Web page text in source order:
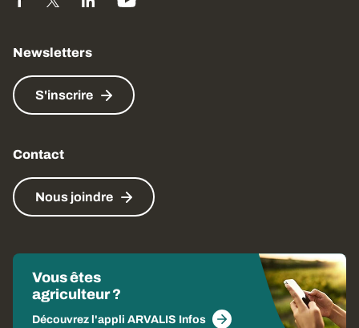
Newsletters
S'inscrire
Contact
Nous joindre
Vous êtes
agriculteur ?
Découvrez l'appli ARVALIS Infos